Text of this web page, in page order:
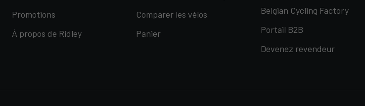
Promotions
À propos de Ridley
Comparer les vélos
Panier
Belgian Cycling Factory
Portail B2B
Devenez revendeur